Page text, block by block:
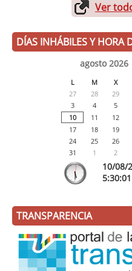
Ver
DÍAS INHÁBILES Y HORA
agosto 2026
L M X
27
28 29
3
4 5
10
11 12
17
18 19
24
25 26
31
1 2
10/08/
5:30:01
TRANSPARENCIA